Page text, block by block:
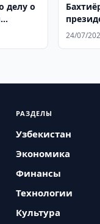
делу о
24/07/
РАЗДЕЛЫ
Узбекистан
Экономика
Финансы
Технологии
Культура